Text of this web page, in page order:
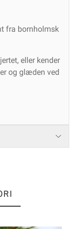
fra bornholmsk
eller kender
og glæden ved